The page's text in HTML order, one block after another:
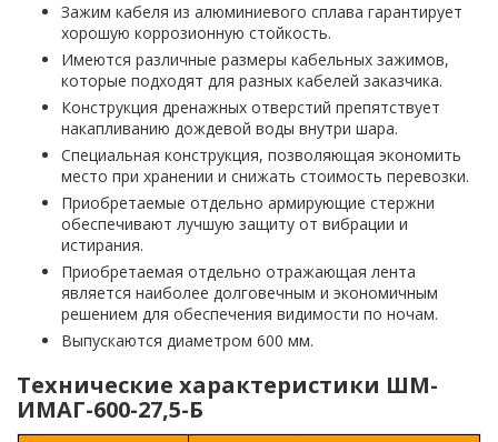
Зажим кабеля из алюминиевого сплава гарантирует
хорошую коррозионную стойкость.
Имеются различные размеры кабельных зажимов,
которые подходят для разных кабелей заказчика.
Конструкция дренажных отверстий препятствует
накапливанию дождевой воды внутри шара.
Специальная конструкция, позволяющая экономить
место при хранении и снижать стоимость перевозки.
Приобретаемые отдельно армирующие стержни
обеспечивают лучшую защиту от вибрации и
истирания.
Приобретаемая отдельно отражающая лента
является наиболее долговечным и экономичным
решением для обеспечения видимости по ночам.
Выпускаются диаметром 600 мм.
Технические характеристики ШМ-
ИМАГ-600-27,5-Б